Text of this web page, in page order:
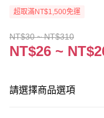
超取滿NT$1,500免運
NT$30 ~ NT$310
NT$26 ~
請選擇商品選項